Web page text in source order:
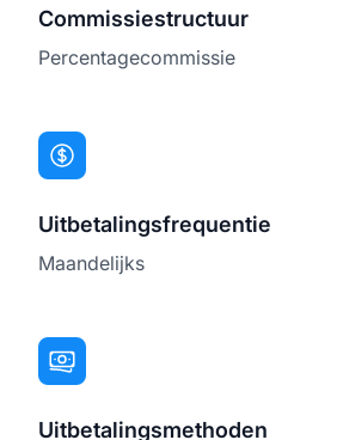
Commissiestructuur
Percentagecommissie
Uitbetalingsfrequentie
Maandelijks
Uitbetalingsmethoden